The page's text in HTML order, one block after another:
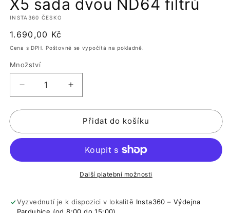
okně
X5 sada dvou ND64 filtrů
INSTA360 ČESKO
Běžná
cena
1.690,00 Kč
Cena s DPH. Poštovné se vypočítá na pokladně.
Množství
množství
produktu
sada
filtrů
Zvýšit
množství
produktu
sada
ND64
filtrů
Přidat do košíku
Další platební možnosti
Vyzvednutí je k dispozici v lokalitě Insta360 – Výdejna